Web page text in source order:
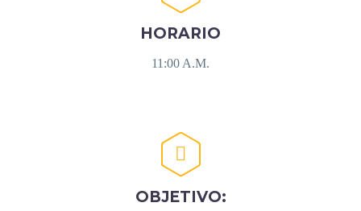
HORARIO
11:00 A.M.


OBJETIVO: